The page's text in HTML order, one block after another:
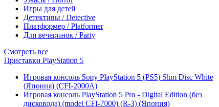
Игры для детей
Детективы / Detective
Платформер / Platformer
Для вечеринок / Party
Смотреть все
Приставки PlayStation 5
Игровая консоль Sony PlayStation 5 (PS5) Slim Disc White
(Япония) (CFI-2000A)
Игровая консоль PlayStation 5 Pro - Digital Edition (без
дисковода) (model CFI-7000) (R-3) (Япония)